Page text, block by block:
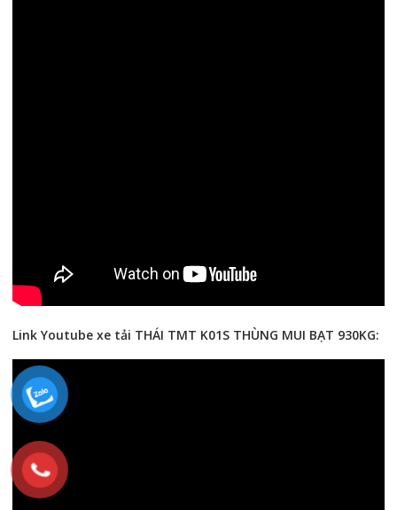
Link Youtube xe tải THÁI TMT K01S THÙNG MUI BẠT 930KG: